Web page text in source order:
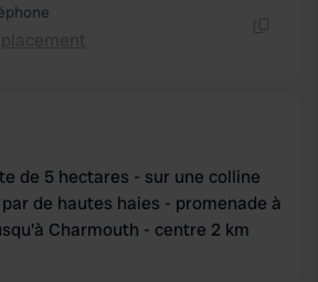
de 5 hectares - sur une colline
de hautes haies - promenade à
Charmouth - centre 2 km